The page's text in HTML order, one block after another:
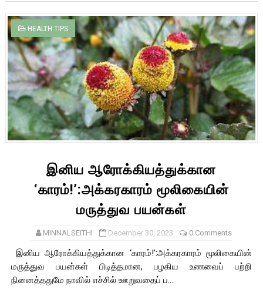
HEALTH TIPS
இனிய ஆரோக்கியத்துக்கான
‘காரம்!’:அக்கரகாரம் மூலிகையின்
மருத்துவ பயன்கள்
MINNALSEITHI December 30, 2023 0 Comments
இனிய ஆரோக்கியத்துக்கான ‘காரம்!’:அக்கரகாரம் மூலிகையின்
மருத்துவ பயன்கள் பிடித்தமான, பழகிய உணவைப் பற்றி
நினைத்ததுமே நாவில் எச்சில் ஊறுவதைப் ப...